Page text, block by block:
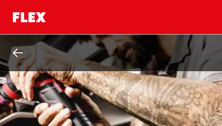
Zurück